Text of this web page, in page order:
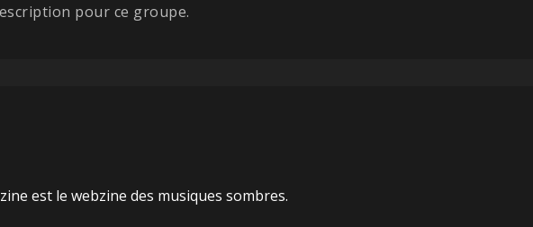
pour ce groupe.
est le webzine des musiques sombres.